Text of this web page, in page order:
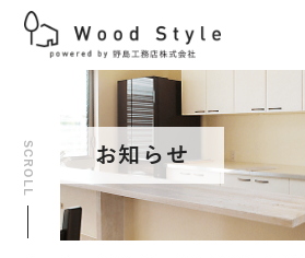
お知らせ
SCROLL